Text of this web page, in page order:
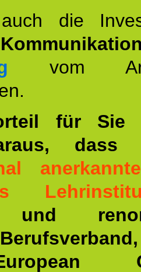
die
vom
für Sie
und